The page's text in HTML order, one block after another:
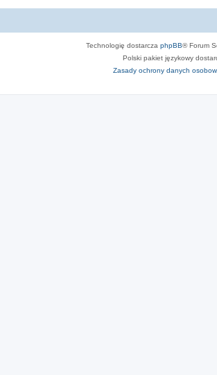
Technologię dostarcza phpBB® Forum
Polski pakiet językowy
Zasady ochrony danych